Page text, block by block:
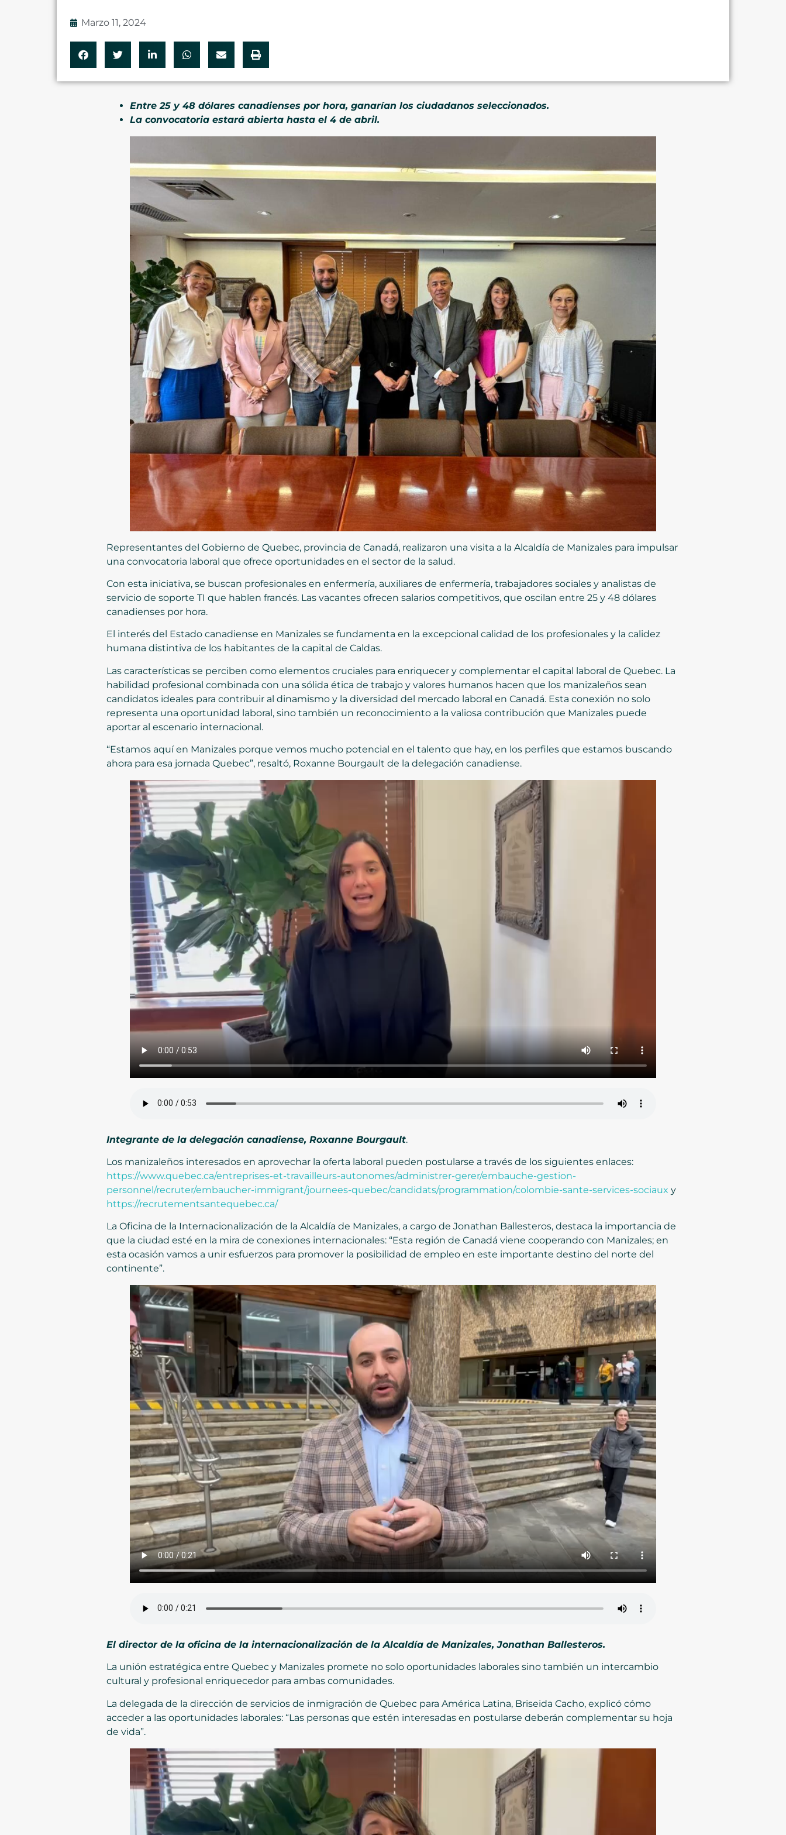
Marzo 11, 2024
Entre 25 y 48 dólares canadienses por hora, ganarían los ciudadanos seleccionados.
La convocatoria estará abierta hasta el 4 de abril.
Representantes del Gobierno de Quebec, provincia de Canadá, realizaron una visita a la Alcaldía de Manizales para impulsar
una convocatoria laboral que ofrece oportunidades en el sector de la salud.
Con esta iniciativa, se buscan profesionales en enfermería, auxiliares de enfermería, trabajadores sociales y analistas de
servicio de soporte TI que hablen francés. Las vacantes ofrecen salarios competitivos, que oscilan entre 25 y 48 dólares
canadienses por hora.
El interés del Estado canadiense en Manizales se fundamenta en la excepcional calidad de los profesionales y la calidez
humana distintiva de los habitantes de la capital de Caldas.
Las características se perciben como elementos cruciales para enriquecer y complementar el capital laboral de Quebec. La
habilidad profesional combinada con una sólida ética de trabajo y valores humanos hacen que los manizaleños sean
candidatos ideales para contribuir al dinamismo y la diversidad del mercado laboral en Canadá. Esta conexión no solo
representa una oportunidad laboral, sino también un reconocimiento a la valiosa contribución que Manizales puede
aportar al escenario internacional.
“Estamos aquí en Manizales porque vemos mucho potencial en el talento que hay, en los perfiles que estamos buscando
ahora para esa jornada Quebec”, resaltó, Roxanne Bourgault de la delegación canadiense.
Integrante de la delegación canadiense, Roxanne Bourgault.
Los manizaleños interesados en aprovechar la oferta laboral pueden postularse a través de los siguientes enlaces:
https://www.quebec.ca/entreprises-et-travailleurs-autonomes/administrer-gerer/embauche-gestion-
personnel/recruter/embaucher-immigrant/journees-quebec/candidats/programmation/colombie-sante-services-sociaux y
https://recrutementsantequebec.ca/
La Oficina de la Internacionalización de la Alcaldía de Manizales, a cargo de Jonathan Ballesteros, destaca la importancia de
que la ciudad esté en la mira de conexiones internacionales: “Esta región de Canadá viene cooperando con Manizales; en
esta ocasión vamos a unir esfuerzos para promover la posibilidad de empleo en este importante destino del norte del
continente”.
El director de la oficina de la internacionalización de la Alcaldía de Manizales, Jonathan Ballesteros.
La unión estratégica entre Quebec y Manizales promete no solo oportunidades laborales sino también un intercambio
cultural y profesional enriquecedor para ambas comunidades.
La delegada de la dirección de servicios de inmigración de Quebec para América Latina, Briseida Cacho, explicó cómo
acceder a las oportunidades laborales: “Las personas que estén interesadas en postularse deberán complementar su hoja
de vida”.